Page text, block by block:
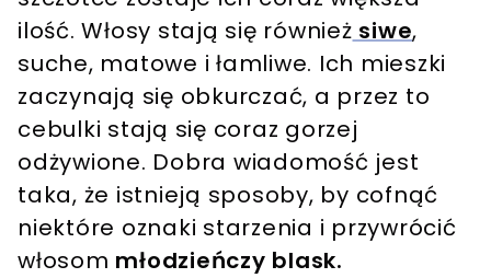
ilość. Włosy stają się również siwe,
suche, matowe i łamliwe. Ich mieszki
zaczynają się obkurczać, a przez to
cebulki stają się coraz gorzej
odżywione. Dobra wiadomość jest
taka, że istnieją sposoby, by cofnąć
niektóre oznaki starzenia i przywrócić
włosom młodzieńczy blask.